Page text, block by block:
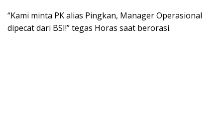
“Kami minta PK alias Pingkan, Manager Operasional
dipecat dari BSI!” tegas Horas saat berorasi.